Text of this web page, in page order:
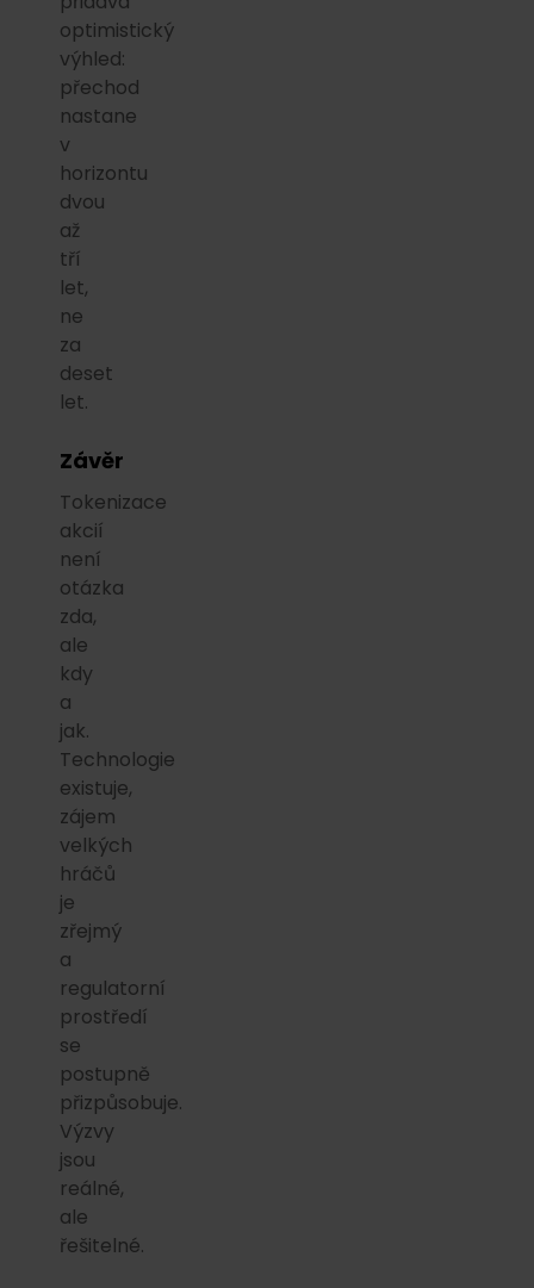
optimistický
výhled:
přechod
nastane
v
horizontu
dvou
až
tří
let,
ne
za
deset
let.
Závěr
Tokenizace
akcií
není
otázka
zda,
ale
kdy
a
jak.
Technologie
existuje,
zájem
velkých
hráčů
je
zřejmý
a
regulatorní
prostředí
se
postupně
přizpůsobuje.
Výzvy
jsou
reálné,
ale
řešitelné.